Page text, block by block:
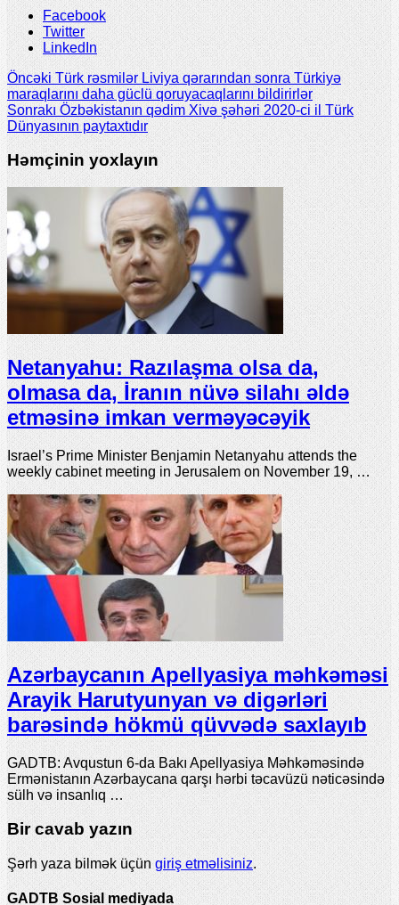
Facebook
Twitter
LinkedIn
ÖncəkiTürk rəsmilər Liviya qərarından sonra Türkiyə
maraqlarını daha güclü qoruyacaqlarını bildirirlər
Sonrakı Özbəkistanın qədim Xivə şəhəri 2020-ci il Türk
Dünyasının paytaxtıdır
Həmçinin yoxlayın
Netanyahu: Razılaşma olsa da,
olmasa da, İranın nüvə silahı əldə
etməsinə imkan verməyəcəyik
Israel’s Prime Minister Benjamin Netanyahu attends the
weekly cabinet meeting in Jerusalem on November 19, …
Azərbaycanın Apellyasiya məhkəməsi
Arayik Harutyunyan və digərləri
barəsində hökmü qüvvədə saxlayıb
GADTB: Avqustun 6-da Bakı Apellyasiya Məhkəməsində
Ermənistanın Azərbaycana qarşı hərbi təcavüzü nəticəsində
sülh və insanlıq …
Bir cavab yazın
Şərh yaza bilmək üçüngiriş etməlisiniz.
GADTB Sosial mediyada